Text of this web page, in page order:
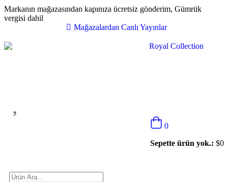
Markanın mağazasından kapınıza ücretsiz gönderim, Gümrük
vergisi dahil
Mağazalardan Canlı Yayınlar
0
Sepette ürün yok.: $0